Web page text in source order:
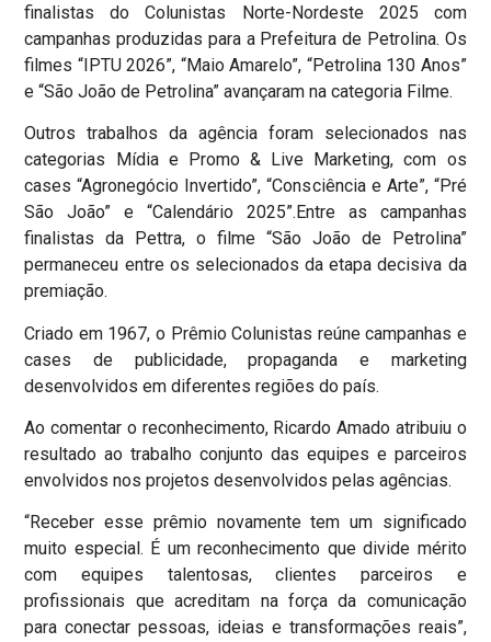
finalistas do Colunistas Norte-Nordeste 2025 com
campanhas produzidas para a Prefeitura de Petrolina. Os
filmes “IPTU 2026”, “Maio Amarelo”, “Petrolina 130 Anos”
e “São João de Petrolina” avançaram na categoria Filme.
Outros trabalhos da agência foram selecionados nas
categorias Mídia e Promo & Live Marketing, com os
cases “Agronegócio Invertido”, “Consciência e Arte”, “Pré
São João” e “Calendário 2025”.Entre as campanhas
finalistas da Pettra, o filme “São João de Petrolina”
permaneceu entre os selecionados da etapa decisiva da
premiação.
Criado em 1967, o Prêmio Colunistas reúne campanhas e
cases de publicidade, propaganda e marketing
desenvolvidos em diferentes regiões do país.
Ao comentar o reconhecimento, Ricardo Amado atribuiu o
resultado ao trabalho conjunto das equipes e parceiros
envolvidos nos projetos desenvolvidos pelas agências.
“Receber esse prêmio novamente tem um significado
muito especial. É um reconhecimento que divide mérito
com equipes talentosas, clientes parceiros e
profissionais que acreditam na força da comunicação
para conectar pessoas, ideias e transformações reais”,